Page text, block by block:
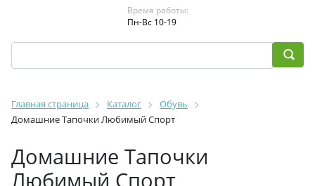
Время работы:
Пн-Вс 10-19
Главная страница Каталог
Обувь
Домашние Тапочки Любимый Спорт
Домашние Тапочки
Любимый Спорт